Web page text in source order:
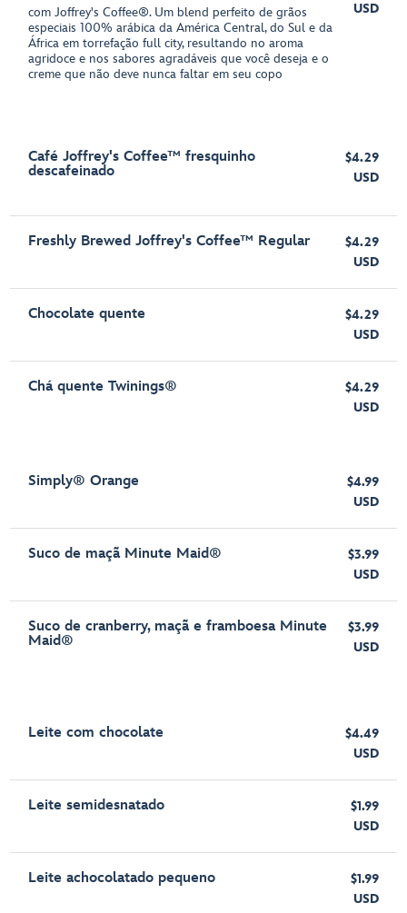
com Joffrey's Coffee®. Um blend perfeito de grãos
especiais 100% arábica da América Central, do Sul e da
África em torrefação full city, resultando no aroma
agridoce e nos sabores agradáveis que você deseja e o
creme que não deve nunca faltar em seu copo
USD
Café Joffrey's Coffee™ fresquinho
descafeinado
$4.29
USD
Freshly Brewed Joffrey's Coffee™ Regular
$4.29
USD
Chocolate quente
$4.29
USD
Chá quente Twinings®
$4.29
USD
Simply® Orange
$4.99
USD
Suco de maçã Minute Maid®
$3.99
USD
Suco de cranberry, maçã e framboesa Minute
Maid®
$3.99
USD
Leite com chocolate
$4.49
USD
Leite semidesnatado
$1.99
USD
Leite achocolatado pequeno
$1.99
USD